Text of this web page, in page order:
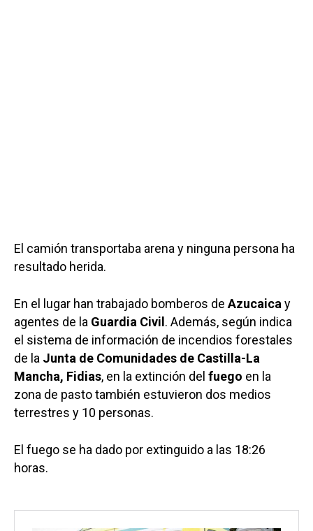
El camión transportaba arena y ninguna persona ha
resultado herida.
En el lugar han trabajado bomberos deAzucaicay
agentes de la Guardia Civil . Además, según indica
el sistema de información de incendios forestales
de la Junta de Comunidades de Castilla-La
Mancha, Fidias, en la extinción del fuego en la
zona de pasto también estuvieron dos medios
terrestres y 10 personas.
El fuego se ha dado por extinguido a las 18:26
horas.